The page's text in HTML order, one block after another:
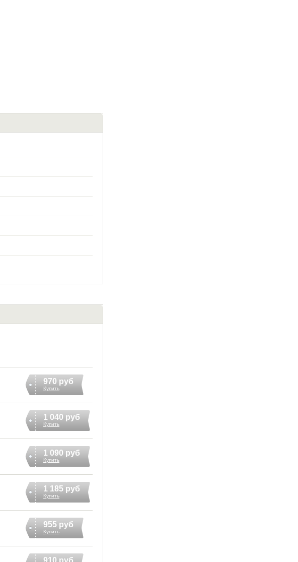
970 руб
Купить
1 040 руб
Купить
1 090 руб
Купить
1 185 руб
Купить
955 руб
Купить
910 руб